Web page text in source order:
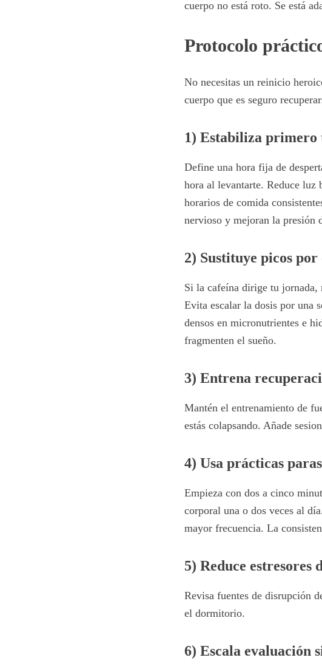
cuerpo no está roto. Se está
Protocolo
No necesitas un reinicio
cuerpo que es seguro
1) Estabiliza primero
Define una hora fija de
hora al levantarte. Reduce luz
horarios de comida
nervioso y mejoran la presión
2) Sustituye picos por
Si la cafeína dirige tu jornada,
Evita escalar la dosis por una
densos en micronutrientes e
fragmenten el sueño.
3) Entrena
Mantén el entrenamiento de
estás colapsando. Añade
4) Usa prácticas
Empieza con dos a cinco
corporal una o dos veces al
mayor frecuencia. La
5) Reduce estresores
Revisa fuentes de disrupción
el dormitorio.
6) Escala evaluación